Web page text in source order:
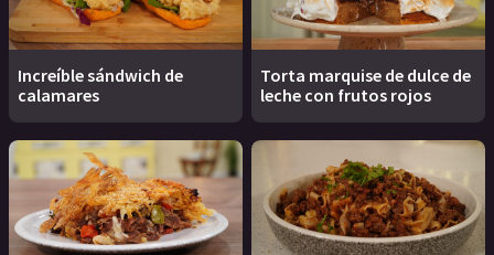
Increíble sándwich de
calamares
Torta marquise de dulce de
leche con frutos rojos